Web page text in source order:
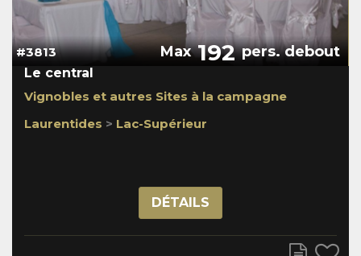
#3813 Max192pers. debout
Le central
Vignobles et autres Sites à la campagne
Laurentides > Lac-Supérieur
DÉTAILS